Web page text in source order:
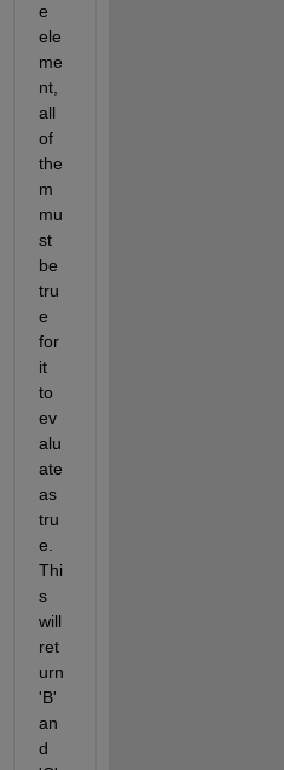
e
ele
me
nt,
all
of
the
m
mu
st
be
tru
e
for
it
to
ev
alu
ate
as
tru
e.
Thi
s
will
ret
urn
'B'
an
d